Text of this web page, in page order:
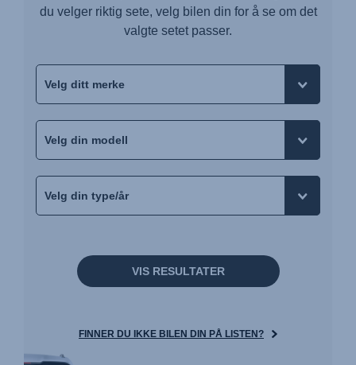
du velger riktig sete, velg bilen din for å se om det
valgte setet passer.
VIS RESULTATER
FINNER DU IKKE BILEN DIN PÅ LISTEN?